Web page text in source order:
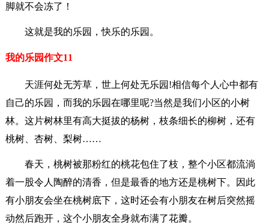
脚就不会冻了！
这就是我的乐园，快乐的乐园。
我的乐园作文11
天涯何处无芳草，世上何处无乐园!相信每个人心中都有
自己的乐园，而我的乐园在哪里呢?当然是我们小区的小树
林。这片树林里有高大挺拔的杨树，枝条细长的柳树，还有
桃树、杏树、梨树……
春天，桃树被那粉红的桃花包住了枝，整个小区都流淌
着一股令人陶醉的清香，但是最香的地方还是桃树下。因此
有小朋友会坐在桃树底下，这时还会有小朋友在树后突然摇
动然后跑开，这个小朋友全身就布满了花瓣。